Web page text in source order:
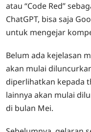
atau “Code Red”
ChatGPT, bisa saja
untuk mengejar
Belum ada kejelasan
akan mulai
diperlihatkan kepada
lainnya akan mulai
di bulan Mei.